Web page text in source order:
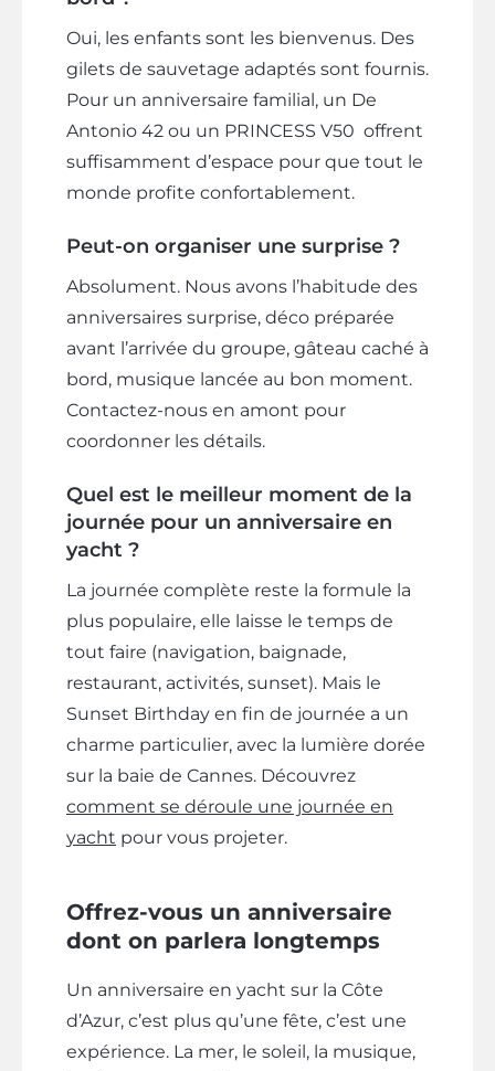
Oui, les enfants sont les bienvenus. Des
gilets de sauvetage adaptés sont fournis.
Pour un anniversaire familial, un De
Antonio 42 ou un PRINCESS V50 offrent
suffisamment d’espace pour que tout le
monde profite confortablement.
Peut-on organiser une surprise ?
Absolument. Nous avons l’habitude des
anniversaires surprise, déco préparée
avant l’arrivée du groupe, gâteau caché à
bord, musique lancée au bon moment.
Contactez-nous en amont pour
coordonner les détails.
Quel est le meilleur moment de la
journée pour un anniversaire en
yacht ?
La journée complète reste la formule la
plus populaire, elle laisse le temps de
tout faire (navigation, baignade,
restaurant, activités, sunset). Mais le
Sunset Birthday en fin de journée a un
charme particulier, avec la lumière dorée
sur la baie de Cannes. Découvrez
comment se déroule une journée en
yacht pour vous projeter.
Offrez-vous un anniversaire
dont on parlera longtemps
Un anniversaire en yacht sur la Côte
d’Azur, c’est plus qu’une fête, c’est une
expérience. La mer, le soleil, la musique,